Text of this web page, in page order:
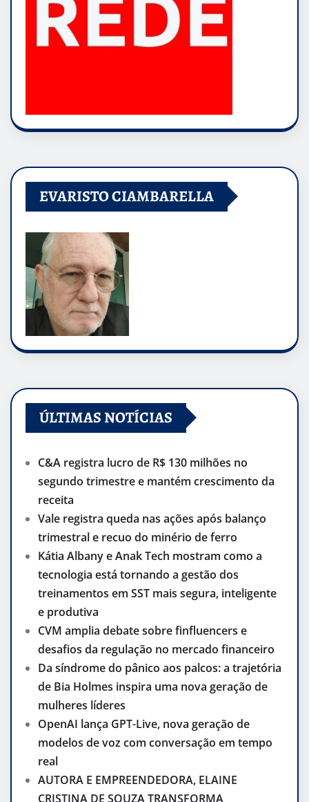
EVARISTO CIAMBARELLA
ÚLTIMAS NOTÍCIAS
C&A registra lucro de R$ 130 milhões no
segundo trimestre e mantém crescimento da
receita
Vale registra queda nas ações após balanço
trimestral e recuo do minério de ferro
Kátia Albany e Anak Tech mostram como a
tecnologia está tornando a gestão dos
treinamentos em SST mais segura, inteligente
e produtiva
CVM amplia debate sobre finfluencers e
desafios da regulação no mercado financeiro
Da síndrome do pânico aos palcos: a trajetória
de Bia Holmes inspira uma nova geração de
mulheres líderes
OpenAI lança GPT-Live, nova geração de
modelos de voz com conversação em tempo
real
AUTORA E EMPREENDEDORA, ELAINE
CRISTINA DE SOUZA TRANSFORMA